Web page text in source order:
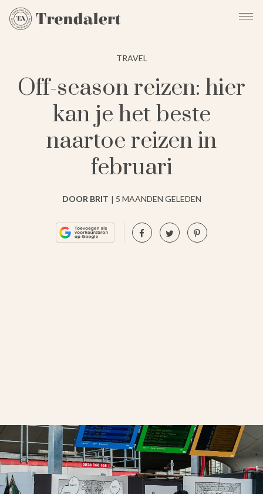
TRAVEL
Off-season reizen: hier
kan je het beste
naartoe reizen in
februari
DOOR BRIT 5 MAANDEN GELEDEN